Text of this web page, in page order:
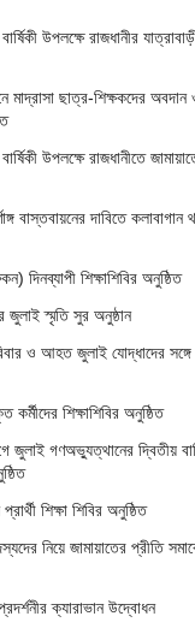
উপলক্ষে রাজধানীর
ছাত্র-শিক্ষকদের অবদান
উপলক্ষে রাজধানীতে
বাস্তবায়নের দাবিতে কলাবাগান
দিনব্যাপী শিক্ষাশিবির অনুষ্ঠিত
জুলাই স্মৃতি সুর অনুষ্ঠান
ও আহত জুলাই যোদ্ধাদের সঙ্গে
শিক্ষাশিবির অনুষ্ঠিত
জুলাই গণঅভ্যুত্থানের দ্বিতীয়
শিক্ষা শিবির অনুষ্ঠিত
নিয়ে জামায়াতের প্রীতি
ক্যারাভান উদ্বোধন